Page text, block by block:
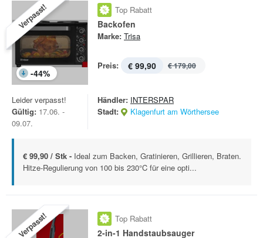
Verpasst!
-44%
Top Rabatt
Backofen
Marke: Trisa
Preis: € 99,90 € 179,00
Leider verpasst!
Gültig: 17.06. -
09.07.
Händler: INTERSPAR
Stadt:
Klagenfurt am Wörthersee
€ 99,90 / Stk - Ideal zum Backen, Gratinieren, Grillieren, Braten.
Hitze-Regulierung von 100 bis 230°C für eine opti...
Verpasst! Top Rabatt
2-in-1 Handstaubsauger